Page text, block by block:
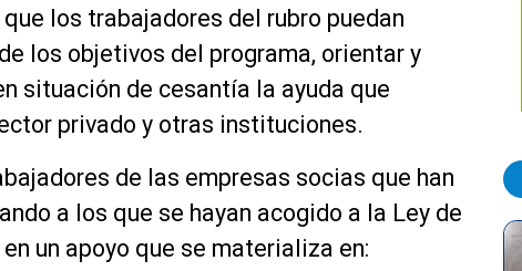
los trabajadores del rubro puedan
los objetivos del programa, orientar y
situación de cesantía la ayuda que
privado y otras instituciones.
de las empresas socias que han
a los que se hayan acogido a la Ley de
un apoyo que se materializa en: